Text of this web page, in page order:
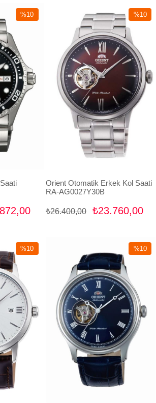
%10
Orient Otomatik Erkek Kol Saati
RA-AG0027Y30B
₺23.760,00
₺26.400,00
%10
%10
%10İndirim
%10